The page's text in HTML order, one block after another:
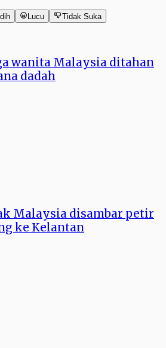
Lucu Tidak Suka
wanita Malaysia ditahan
dadah
Malaysia disambar petir
ke Kelantan